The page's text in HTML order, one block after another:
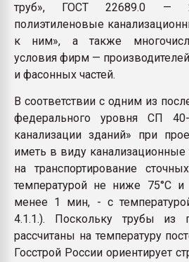
труб», ГОСТ 22689.0 —
полиэтиленовые
к ним», а также
условия фирм —
и фасонных частей.
В соответствии с одним из
федерального уровня СП
канализации зданий» при
иметь в виду канализационные
на транспортирование
температурой не ниже 75°С и
менее 1 мин, - с
4.1.1.). Поскольку трубы из
рассчитаны на температуру
Госстрой России ориентирует